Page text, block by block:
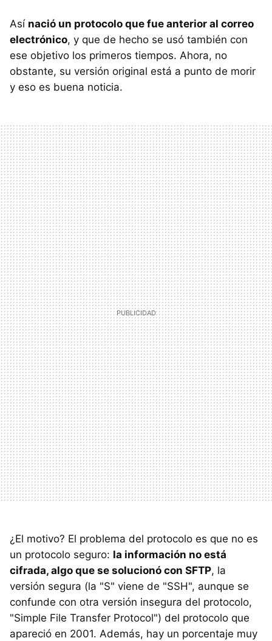
Así nació un protocolo que fue anterior al correo
electrónico, y que de hecho se usó también con
ese objetivo los primeros tiempos. Ahora, no
obstante, su versión original está a punto de morir
y eso es buena noticia.
¿El motivo? El problema del protocolo es que no es
un protocolo seguro: la información no está
cifrada, algo que se solucionó con SFTP, la
versión segura (la "S" viene de "SSH", aunque se
confunde con otra versión insegura del protocolo,
"Simple File Transfer Protocol") del protocolo que
apareció en 2001. Además, hay un porcentaje muy